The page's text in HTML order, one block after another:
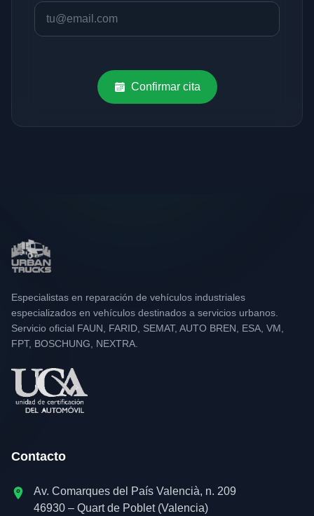
Confirmar cita
Especialistas en reparación de vehículos industriales
especializados en vehículos destinados a servicios urbanos.
Servicio oficial FAUN, FARID, SEMAT, AUTO BREN, ESA, VM,
FPT, BOSCHUNG, NEXTRA.
Contacto
Av. Comarques del País Valencià, n. 209
46930 – Quart de Poblet (Valencia)